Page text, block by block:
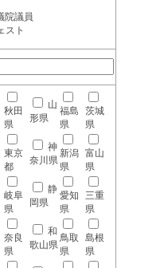
院議員
スト
秋田
県
山
形県
福島
県
茨城
県
東京
都
神
奈川県
新潟
県
富山
県
岐阜
県
静
岡県
愛知
県
三重
県
奈良
県
和
歌山県
鳥取
県
島根
県